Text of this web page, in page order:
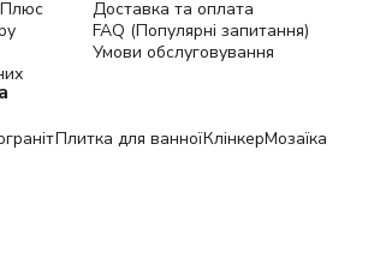
Доставка та оплата
FAQ (Популярні запитання)
Умови обслуговування
Плитка для ванноїКлінкерМозаїка